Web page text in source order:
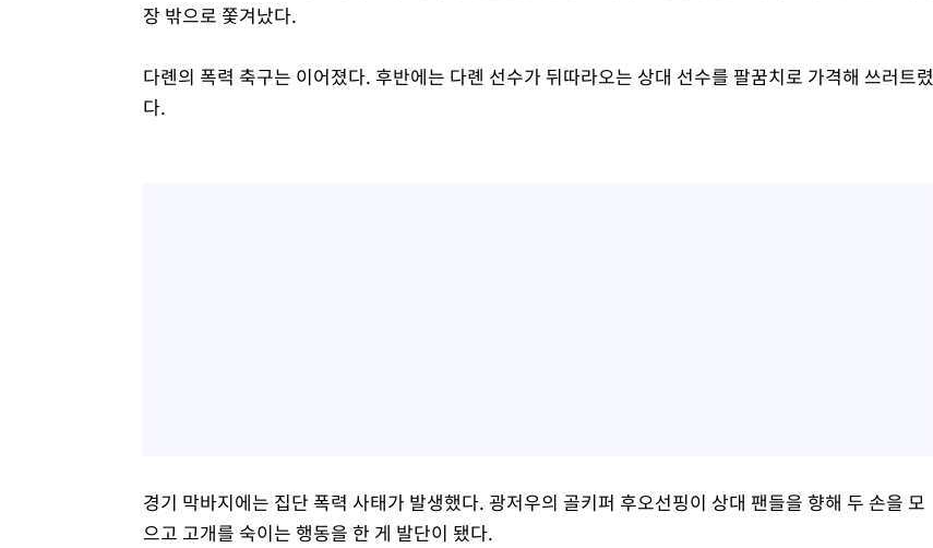
장 밖으로 쫓겨났다.
다롄의 폭력 축구는 이어졌다. 후반에는 다롄 선수가 뒤따라오는 상대 선수를 팔꿈치로 가격해 쓰러트렸
다.
경기 막바지에는 집단 폭력 사태가 발생했다. 광저우의 골키퍼 후오선핑이 상대 팬들을 향해 두 손을 모
으고 고개를 숙이는 행동을 한 게 발단이 됐다.